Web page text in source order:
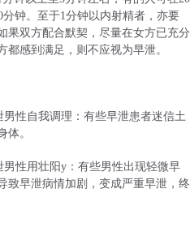
钟。至于1分钟以内射精者，亦要
果双方配合默契，尽量在女方已充分
感到满足，则不应视为早泄。
性自我调理：有些早泄患者迷信土
体。
性用壮阳y：有些男性出现轻微早
致早泄病情加剧，变成严重早泄，终